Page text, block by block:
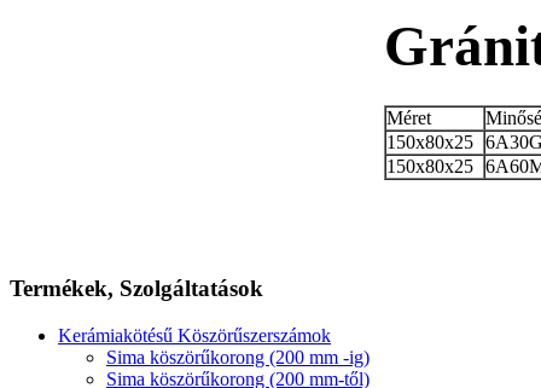
Méret
150x80x25
150x80x25
Termékek, Szolgáltatások
Kerámiakötésű Köszörűszerszámok
Sima köszörűkorong (200 mm -ig)
Sima köszörűkorong (200 mm-től)